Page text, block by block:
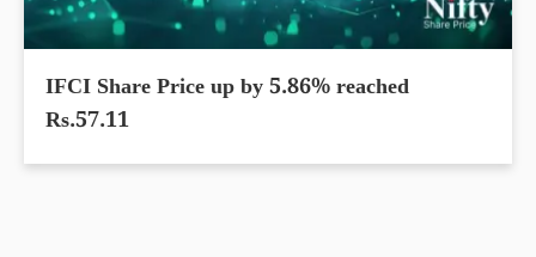
IFCI Share Price up by 5.86% reached
Rs.57.11